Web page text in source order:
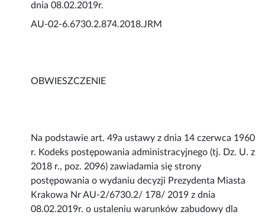
dnia 08.02.2019r.
AU-02-6.6730.2.874.2018.JRM
OBWIESZCZENIE
Na podstawie art. 49a ustawy z dnia 14 czerwca 1960
r. Kodeks postępowania administracyjnego (tj. Dz. U. z
2018 r., poz. 2096) zawiadamia się strony
postępowania o wydaniu decyzji Prezydenta Miasta
Krakowa Nr AU-2/6730.2/ 178/ 2019 z dnia
08.02.2019r. o ustaleniu warunków zabudowy dla